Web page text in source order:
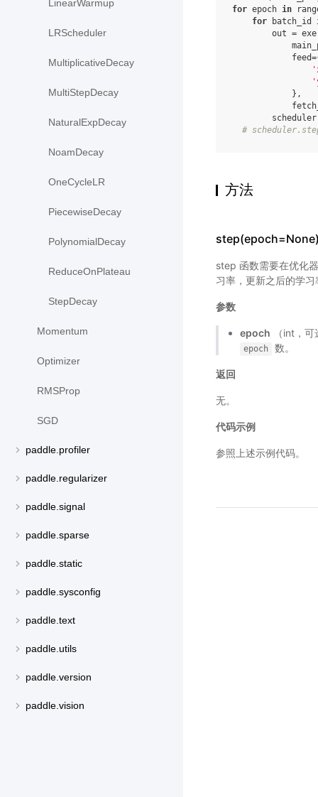
LinearWarmup
LRScheduler
MultiplicativeDecay
MultiStepDecay
NaturalExpDecay
NoamDecay
OneCycleLR
PiecewiseDecay
PolynomialDecay
ReduceOnPlateau
StepDecay
Momentum
Optimizer
RMSProp
SGD
paddle.profiler
paddle.regularizer
paddle.signal
paddle.sparse
paddle.static
paddle.sysconfig
paddle.text
paddle.utils
paddle.version
paddle.vision
for epoch in
for
batch_id
out = exe
feed=
},
scheduler
#
方法
step 函数需要在优化
习率，更新之后的学
参数
epoch （int，
epoch 数。
返回
无。
代码示例
参照上述示例代码。